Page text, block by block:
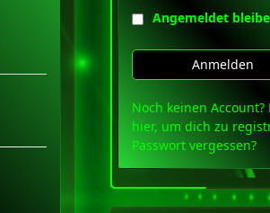
Angemeldet
Anmelden
Noch keinen Account?
hier, um dich zu
Passwort vergessen?